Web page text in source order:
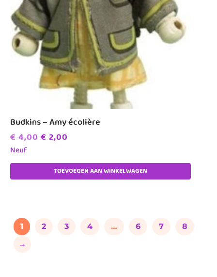
Budkins – Amy écolière
€4,00Oorspronkelijke
was:
€ 4,00.
€ 2,00
is:
€ 2,00.
Neuf
TOEVOEGEN AAN WINKELWAGEN
1 2 3 4 … 6 7
8
→